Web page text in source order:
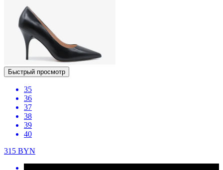
Быстрый просмотр
35
36
37
38
39
40
315 BYN